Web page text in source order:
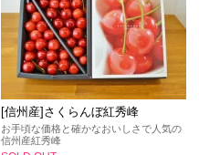
[信州産]さくらんぼ紅秀峰
お手頃な価格と確かなおいしさで人気の
信州産紅秀峰